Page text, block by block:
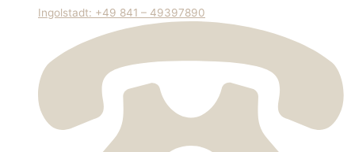
Ingolstadt: +49 841 – 49397890